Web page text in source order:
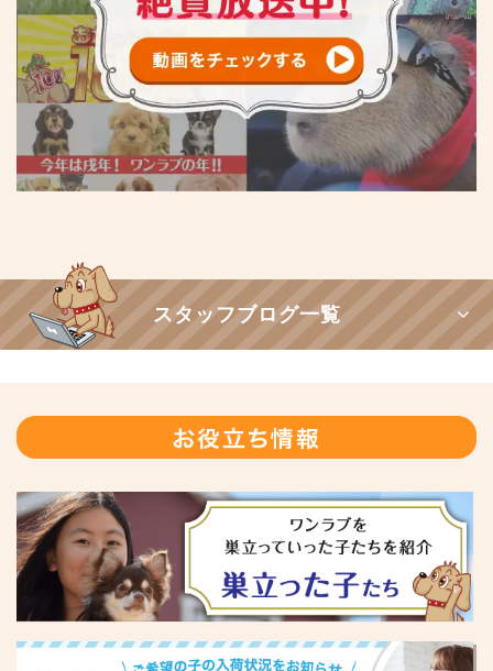
スタッフブログ一覧